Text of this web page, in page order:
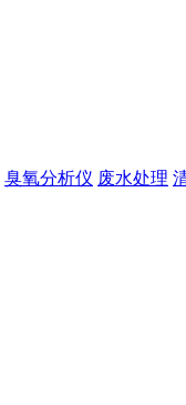
臭氧分析仪 废水处理